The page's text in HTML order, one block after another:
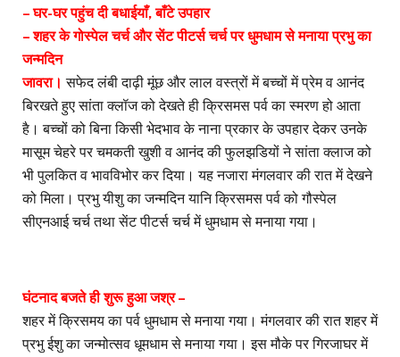
– घर-घर पहुंच दी बधाईयाँ, बाँटे उपहार
– शहर के गोस्पेल चर्च और सेंट पीटर्स चर्च पर धुमधाम से मनाया प्रभु का
जन्मदिन
जावरा। सफेद लंबी दाढ़ी मूंछ और लाल वस्त्रों में बच्चों में प्रेम व आनंद
बिरखते हुए सांता क्लॉज को देखते ही क्रिसमस पर्व का स्मरण हो आता
है। बच्चों को बिना किसी भेदभाव के नाना प्रकार के उपहार देकर उनके
मासूम चेहरे पर चमकती खुशी व आनंद की फुलझडियों ने सांता क्लाज को
भी पुलकित व भावविभोर कर दिया। यह नजारा मंगलवार की रात में देखने
को मिला। प्रभु यीशु का जन्मदिन यानि क्रिसमस पर्व को गौस्पेल
सीएनआई चर्च तथा सेंट पीटर्स चर्च में धुमधाम से मनाया गया।
घंटनाद बजते ही शुरू हुआ जश्र –
शहर में क्रिसमय का पर्व धुमधाम से मनाया गया। मंगलवार की रात शहर में
प्रभु ईशु का जन्मोत्सव धूमधाम से मनाया गया। इस मौके पर गिरजाघर में